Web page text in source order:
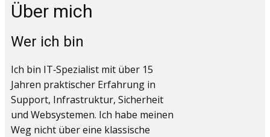
Über mich
Wer ich bin
Ich bin IT‑Spezialist mit über 15
Jahren praktischer Erfahrung in
Support, Infrastruktur, Sicherheit
und Websystemen. Ich habe meinen
Weg nicht über eine klassische